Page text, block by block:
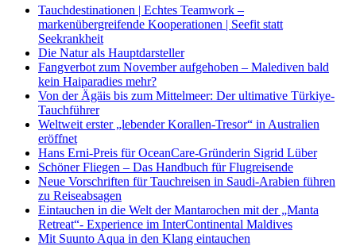
Tauchdestinationen | Echtes Teamwork –
markenübergreifende Kooperationen | Seefit statt
Seekrankheit
Die Natur als Hauptdarsteller
Fangverbot zum November aufgehoben – Malediven bald
kein Haiparadies mehr?
Von der Ägäis bis zum Mittelmeer: Der ultimative Türkiye-
Tauchführer
Weltweit erster „lebender Korallen-Tresor“ in Australien
eröffnet
Hans Erni-Preis für OceanCare-Gründerin Sigrid Lüber
Schöner Fliegen – Das Handbuch für Flugreisende
Neue Vorschriften für Tauchreisen in Saudi-Arabien führen
zu Reiseabsagen
Eintauchen in die Welt der Mantarochen mit der „Manta
Retreat“- Experience im InterContinental Maldives
Mit Suunto Aqua in den Klang eintauchen